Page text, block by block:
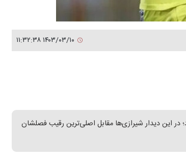
این دیدار شیرازی‌ها مقابل اصلی‌ترین رقیب فصلشان